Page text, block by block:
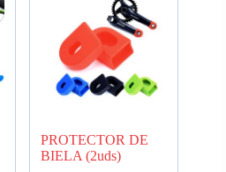
PROTECTOR DE
BIELA (2uds)